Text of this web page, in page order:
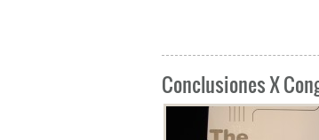
Conclusiones X